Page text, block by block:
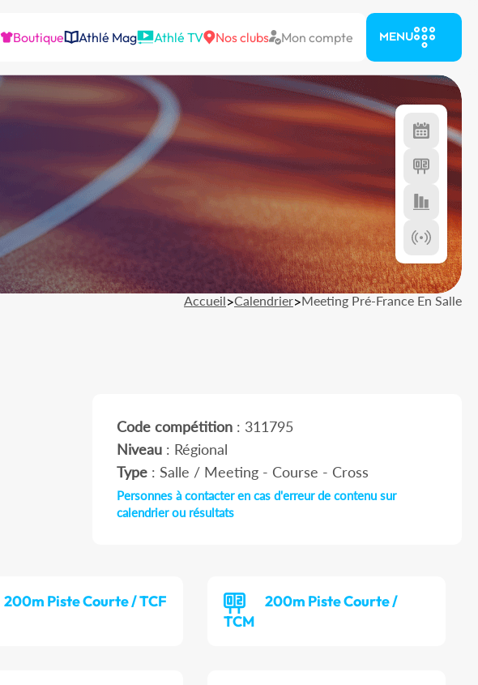
Boutique Athlé Mag Athlé TV Nos clubs Mon compte MENU
Accueil>Calendrier>Meeting Pré-France En Salle
Code compétition: 311795
Niveau: Régional
Type: Salle / Meeting - Course - Cross
Personnes à contacter en cas d'erreur de contenu sur
calendrier ou résultats
200m Piste Courte / TCF
200m Piste Courte /
TCM